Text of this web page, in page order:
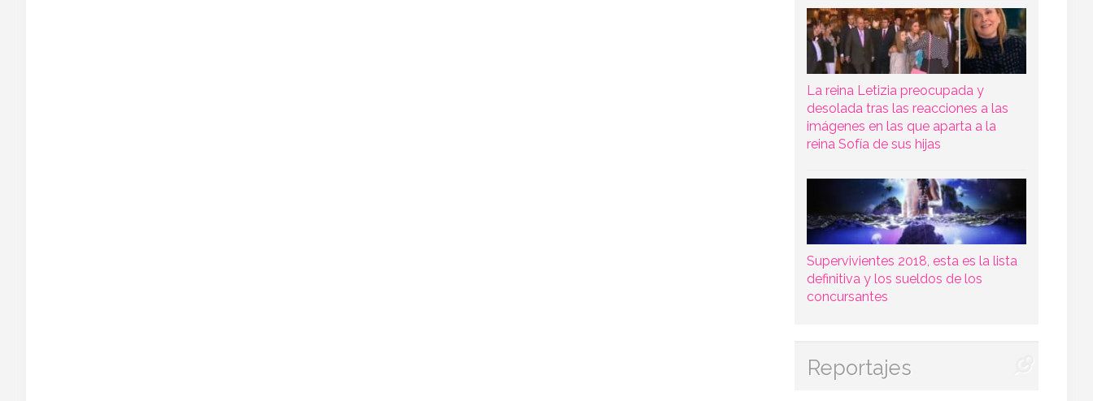
La reina Letizia preocupada y
desolada tras las reacciones a las
imágenes en las que aparta a la
reina Sofía de sus hijas
Supervivientes 2018, esta es la lista
definitiva y los sueldos de los
concursantes
Reportajes